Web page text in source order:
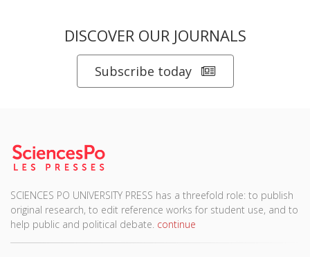
DISCOVER OUR JOURNALS
Subscribe today
SCIENCES PO UNIVERSITY PRESS has a threefold role: to publish
original research, to edit reference works for student use, and to
help public and political debate. continue